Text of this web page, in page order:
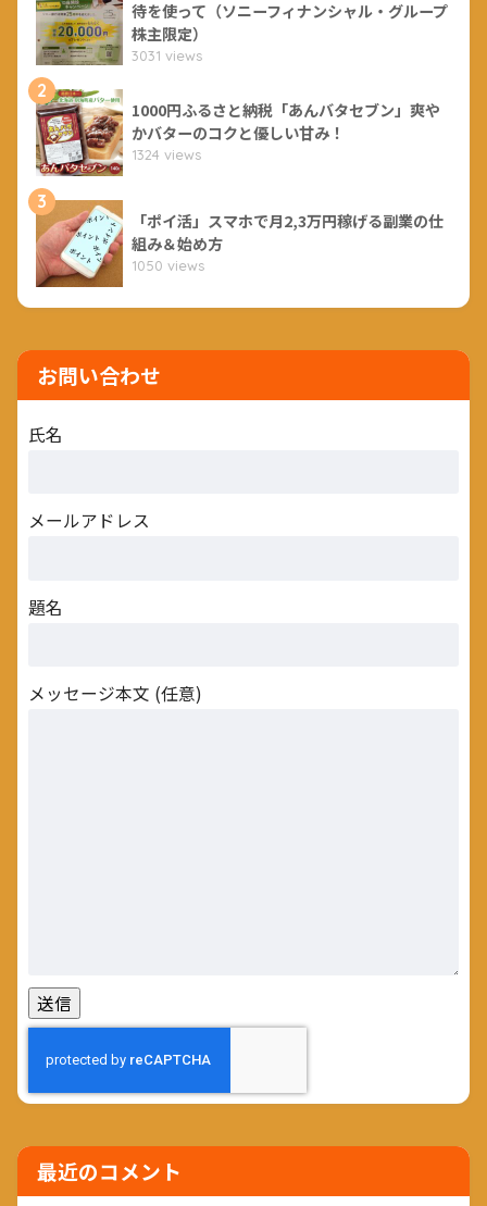
待を使って（ソニーフィナンシャル・グループ
株主限定）
3031 views
2
1000円ふるさと納税「あんバタセブン」爽や
かバターのコクと優しい甘み！
1324 views
3
「ポイ活」スマホで月2,3万円稼げる副業の仕
組み＆始め方
1050 views
お問い合わせ
氏名
メールアドレス
題名
メッセージ本文 (任意)
最近のコメント